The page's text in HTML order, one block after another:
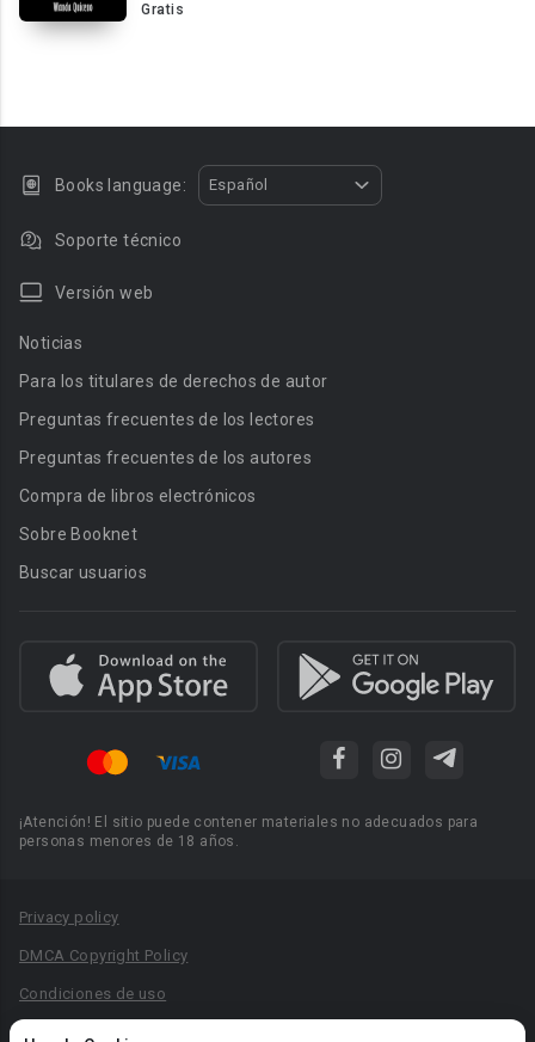
Gratis
Books language: Español
Soporte técnico
Versión web
Noticias
Para los titulares de derechos de autor
Preguntas frecuentes de los lectores
Preguntas frecuentes de los autores
Compra de libros electrónicos
Sobre Booknet
Buscar usuarios
¡Atención! El sitio puede contener materiales no adecuados para
personas menores de 18 años.
Privacy policy
DMCA Copyright Policy
Condiciones de uso